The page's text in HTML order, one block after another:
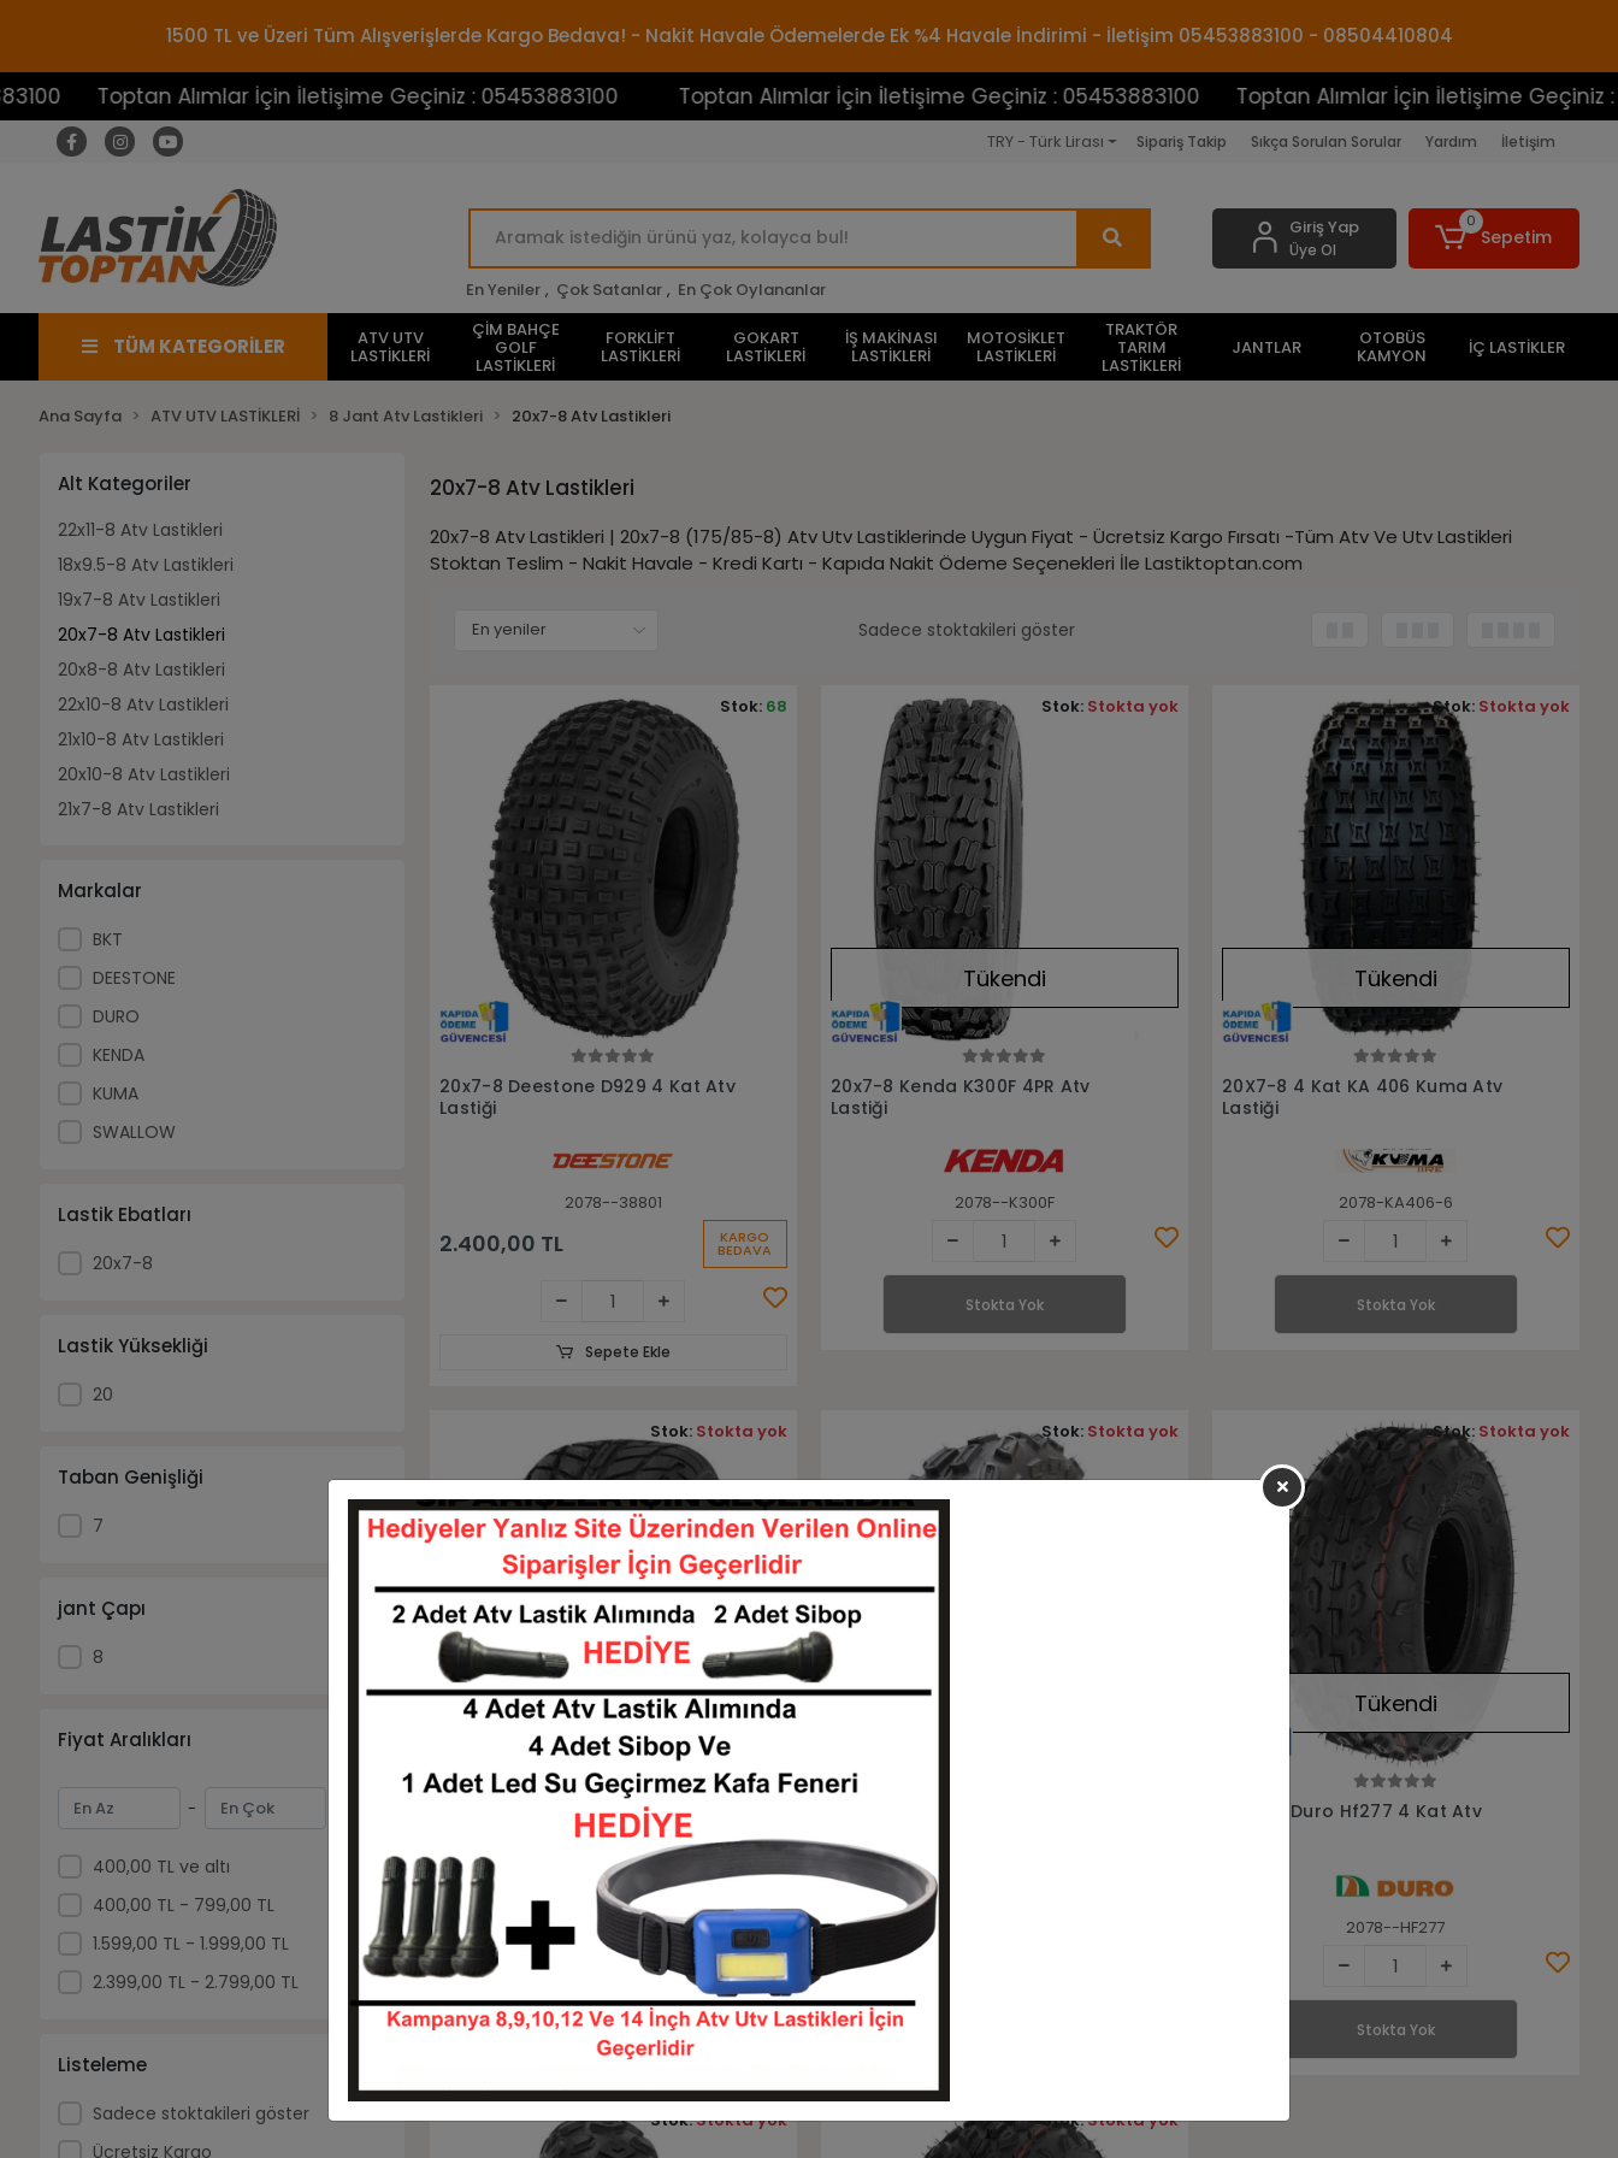
1500 TL ve Üzeri Tüm Alışverişlerde Kargo Bedava! - Nakit Havale Ödemelerde Ek %4 Havale İndirimi - İletişim 05453883100 - 08504410804
Toptan Alımlar İçin İletişime Geçiniz : 05453883100 Toptan Alımlar İçin İletişime Geçiniz : 05453883100 Toptan Alımlar İçin İletişime Geçiniz :
TRY - Türk Lirası Sipariş Takip Sıkça Sorulan Sorular Yardım İletişim
En Yeniler , Çok Satanlar , En Çok Oylananlar
Giriş Yap
Üye Ol
0
Sepetim
TÜM KATEGORİLER ATV UTV
LASTİKLERİ
ÇİM BAHÇE
GOLF
LASTİKLERİ
FORKLİFT
LASTİKLERİ
GOKART
LASTİKLERİ
İŞ MAKİNASI
LASTİKLERİ
MOTOSİKLET
LASTİKLERİ
TRAKTÖR
TARIM
LASTİKLERİ
JANTLAR OTOBÜS
KAMYON İÇ LASTİKLER
Ana Sayfa ATV UTV LASTİKLERİ 8 Jant Atv Lastikleri 20x7-8 Atv Lastikleri
Alt Kategoriler
22x11-8 Atv Lastikleri
18x9.5-8 Atv Lastikleri
19x7-8 Atv Lastikleri
20x7-8 Atv Lastikleri
20x8-8 Atv Lastikleri
22x10-8 Atv Lastikleri
21x10-8 Atv Lastikleri
20x10-8 Atv Lastikleri
21x7-8 Atv Lastikleri
Markalar
BKT
DEESTONE
DURO
KENDA
KUMA
SWALLOW
Lastik Ebatları
20x7-8
Lastik Yüksekliği
20
Taban Genişliği
7
jant Çapı
8
Fiyat Aralıkları
-
400,00 TL ve altı
400,00 TL - 799,00 TL
1.599,00 TL - 1.999,00 TL
2.399,00 TL - 2.799,00 TL
Listeleme
Sadece stoktakileri göster
Ücretsiz Kargo
20x7-8 Atv Lastikleri
20x7-8 Atv Lastikleri | 20x7-8 (175/85-8) Atv Utv Lastiklerinde Uygun Fiyat - Ücretsiz Kargo Fırsatı -Tüm Atv Ve Utv Lastikleri
Stoktan Teslim - Nakit Havale - Kredi Kartı - Kapıda Nakit Ödeme Seçenekleri İle Lastiktoptan.com
Sadece stoktakileri göster
20x7-8 Deestone D929 4 Kat Atv
Lastiği
2078--38801
2.400,00 TL KARGO
BEDAVA
Stok: 68
Sepete Ekle
Stokta Yok
Tükendi
20x7-8 Kenda K300F 4PR Atv
Lastiği
2078--K300F
Stok: Stokta yok
Stokta Yok
Stokta Yok
Tükendi
20X7-8 4 Kat KA 406 Kuma Atv
Lastiği
2078-KA406-6
Stok: Stokta yok
Stokta Yok
Tükendi
20x7-8 Swallow 476 4 Kat Atv
2078--476
Stok: Stokta yok
Stokta Yok
Stok: Stokta yok
Stokta Yok
Tükendi
20x7-8 Duro Hf277 4 Kat Atv
2078--HF277
Stok: Stokta yok
Stokta Yok
Stok:Stokta yok Stok:Stokta yok